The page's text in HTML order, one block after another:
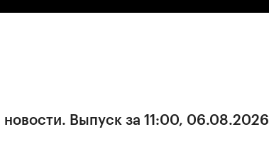
новости. Выпуск за 11:00, 06.08.2026